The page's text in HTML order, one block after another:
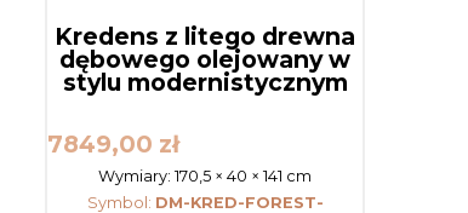
Kredens z litego drewna
dębowego olejowany w
stylu modernistycznym
7849,00 zł
Wymiary:170,5 × 40 × 141 cm
Symbol: DM-KRED-FOREST-